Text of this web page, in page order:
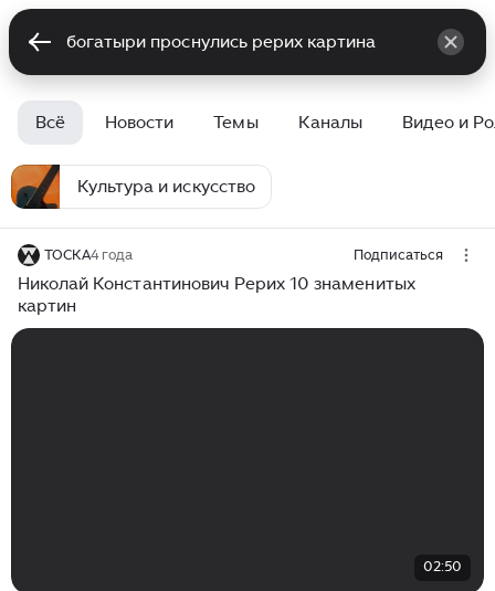
Всё Новости Темы Каналы Видео и
Культура и искусство
ТОСКА4 года Подписаться
Николай Константинович Рерих 10 знаменитых
картин
02:50